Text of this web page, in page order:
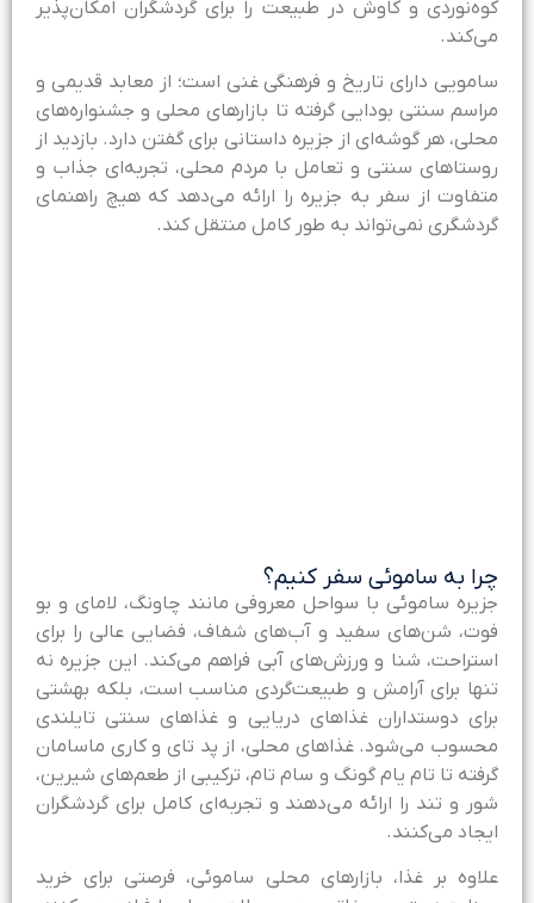
و کاوش در طبیعت را برای گردشگران امکان‌پذیر
دارای تاریخ و فرهنگی غنی است؛ از معابد قدیمی و
سنتی بودایی گرفته تا بازارهای محلی و جشنواره‌های
هر گوشه‌ای از جزیره داستانی برای گفتن دارد. بازدید از
سنتی و تعامل با مردم محلی، تجربه‌ای جذاب و
از سفر به جزیره را ارائه می‌دهد که هیچ راهنمای
نمی‌تواند به طور کامل منتقل کند.
به ساموئی سفر کنیم؟
ساموئی با سواحل معروفی مانند چاونگ، لامای و بو
شن‌های سفید و آب‌های شفاف، فضایی عالی را برای
شنا و ورزش‌های آبی فراهم می‌کند. این جزیره نه
برای آرامش و طبیعت‌گردی مناسب است، بلکه بهشتی
دوستداران غذاهای دریایی و غذاهای سنتی تایلندی
می‌شود. غذاهای محلی، از پد تای و کاری ماسامان
تا تام یام گونگ و سام تام، ترکیبی از طعم‌های شیرین،
و تند را ارائه می‌دهند و تجربه‌ای کامل برای گردشگران
می‌کنند.
بر غذا، بازارهای محلی ساموئی، فرصتی برای خرید